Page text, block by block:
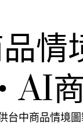
情
AI
台中商品情境